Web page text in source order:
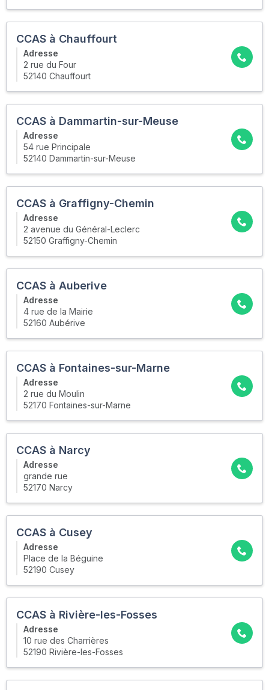
CCAS à Chauffourt
Adresse
2 rue du Four
52140 Chauffourt
CCAS à Dammartin-sur-Meuse
Adresse
54 rue Principale
52140 Dammartin-sur-Meuse
CCAS à Graffigny-Chemin
Adresse
2 avenue du Général-Leclerc
52150 Graffigny-Chemin
CCAS à Auberive
Adresse
4 rue de la Mairie
52160 Aubérive
CCAS à Fontaines-sur-Marne
Adresse
2 rue du Moulin
52170 Fontaines-sur-Marne
CCAS à Narcy
Adresse
grande rue
52170 Narcy
CCAS à Cusey
Adresse
Place de la Béguine
52190 Cusey
CCAS à Rivière-les-Fosses
Adresse
10 rue des Charrières
52190 Rivière-les-Fosses